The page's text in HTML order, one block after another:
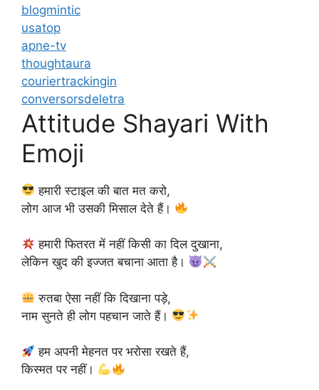
blogmintic
usatop
apne-tv
thoughtaura
couriertrackingin
conversorsdeletra
Attitude Shayari With
Emoji
हमारी स्टाइल की बात मत करो,
लोग आज भी उसकी मिसाल देते हैं।
हमारी फितरत में नहीं किसी का दिल दुखाना,
लेकिन खुद की इज्जत बचाना आता है।
रुतबा ऐसा नहीं कि दिखाना पड़े,
नाम सुनते ही लोग पहचान जाते हैं।
हम अपनी मेहनत पर भरोसा रखते हैं,
किस्मत पर नहीं।